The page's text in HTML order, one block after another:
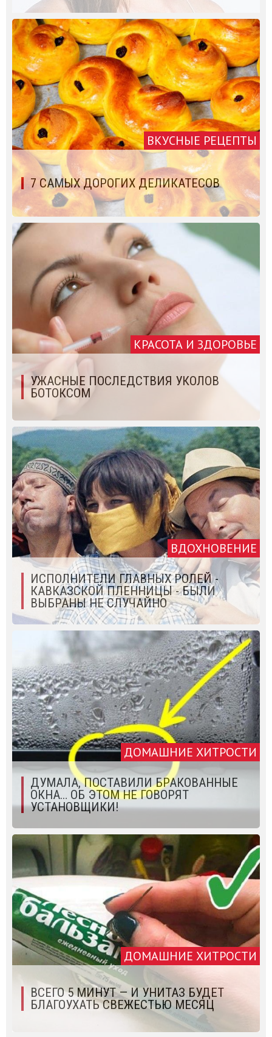
ВКУСНЫЕ РЕЦЕПТЫ
7 САМЫХ ДОРОГИХ ДЕЛИКАТЕСОВ
КРАСОТА И ЗДОРОВЬЕ
УЖАСНЫЕ ПОСЛЕДСТВИЯ УКОЛОВ
БОТОКСОМ
ВДОХНОВЕНИЕ
ИСПОЛНИТЕЛИ ГЛАВНЫХ РОЛЕЙ -
КАВКАЗСКОЙ ПЛЕННИЦЫ - БЫЛИ
ВЫБРАНЫ НЕ СЛУЧАЙНО
ДОМАШНИЕ ХИТРОСТИ
ДУМАЛА, ПОСТАВИЛИ БРАКОВАННЫЕ
ОКНА… ОБ ЭТОМ НЕ ГОВОРЯТ
УСТАНОВЩИКИ!
ДОМАШНИЕ ХИТРОСТИ
ВСЕГО 5 МИНУТ — И УНИТАЗ БУДЕТ
БЛАГОУХАТЬ СВЕЖЕСТЬЮ МЕСЯЦ